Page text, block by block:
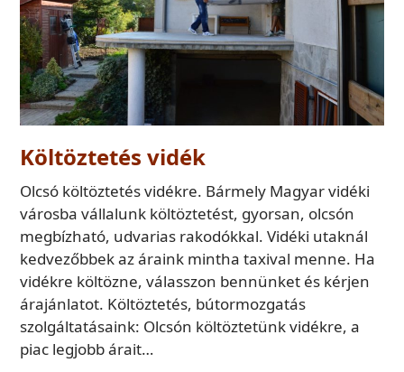
Költöztetés vidék
Olcsó költöztetés vidékre. Bármely Magyar vidéki
városba vállalunk költöztetést, gyorsan, olcsón
megbízható, udvarias rakodókkal. Vidéki utaknál
kedvezőbbek az áraink mintha taxival menne. Ha
vidékre költözne, válasszon bennünket és kérjen
árajánlatot. Költöztetés, bútormozgatás
szolgáltatásaink: Olcsón költöztetünk vidékre, a
piac legjobb árait…